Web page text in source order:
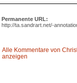
Permanente URL:
http://ta.sandrart.net/-
Alle Kommentare von
anzeigen